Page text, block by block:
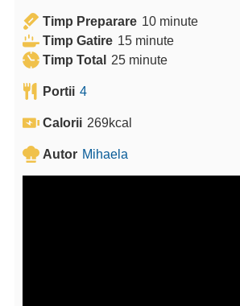
Timp Preparare 10m
i
n
minute
Timp Gatire 15m
i
minute
Timp Total 25m
u
e
minute
Portii 4
Calorii 269kcal
Autor Mihaela